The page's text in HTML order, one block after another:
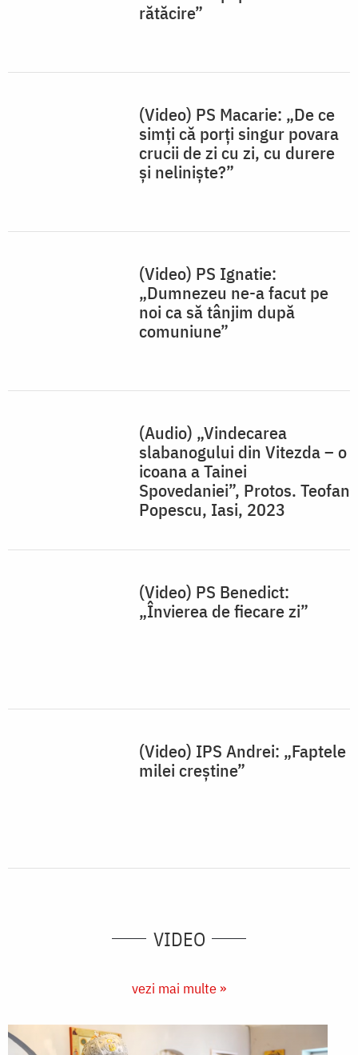
rătăcire”
(Video) PS Macarie: „De ce
simți că porți singur povara
crucii de zi cu zi, cu durere
și neliniște?”
(Video) PS Ignatie:
„Dumnezeu ne-a facut pe
noi ca să tânjim după
comuniune”
(Audio) „Vindecarea
slabanogului din Vitezda – o
icoana a Tainei
Spovedaniei”, Protos. Teofan
Popescu, Iasi, 2023
(Video) PS Benedict:
„Învierea de fiecare zi”
(Video) IPS Andrei: „Faptele
milei creștine”
VIDEO
vezi mai multe »